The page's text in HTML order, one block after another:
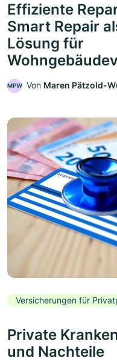
Effiziente
Smart Repair
Lösung für
MPW Von Maren Pätzold-
Versicherungen für
Private
und Nachteile